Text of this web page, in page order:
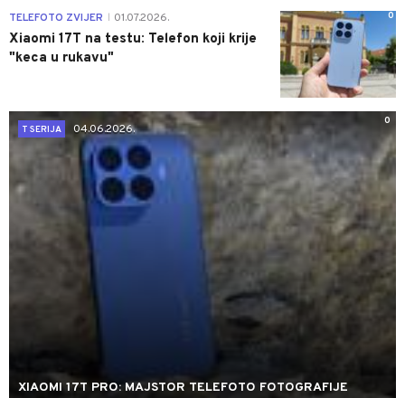
0
TELEFOTO ZVIJER 01.07.2026.
Xiaomi 17T na testu: Telefon koji krije
"keca u rukavu"
0
T SERIJA
04.06.2026.
XIAOMI 17T PRO: MAJSTOR TELEFOTO FOTOGRAFIJE